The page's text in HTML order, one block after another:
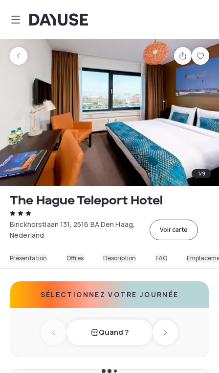
Dayuse
Partager
1/9
The Hague Teleport Hotel
Binckhorstlaan 131, 2516 BA Den Haag,
Nederland
Voir carte
Présentation Offres Description FAQ
SÉLECTIONNEZ VOTRE JOURNÉE
Previous dayQuand ? Next day